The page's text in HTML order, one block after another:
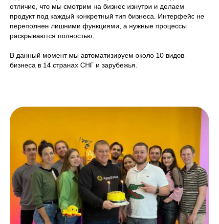
отличие, что мы смотрим на бизнес изнутри и делаем
продукт под каждый конкретный тип бизнеса. Интерфейс не
переполнен лишними функциями, а нужные процессы
раскрываются полностью.
В данный момент мы автоматизируем около 10 видов
бизнеса в 14 странах СНГ и зарубежья.